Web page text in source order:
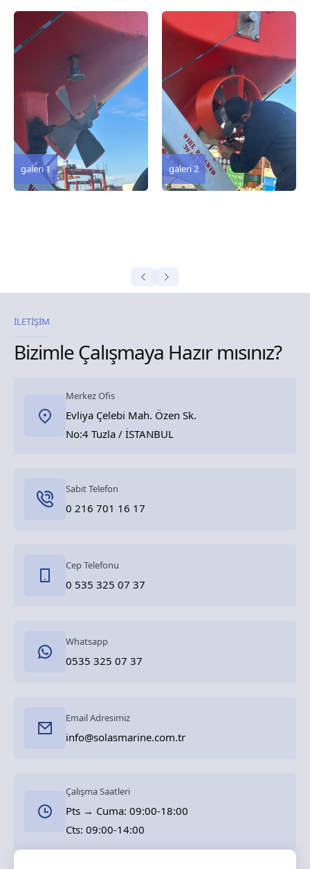
galeri 2
galeri 3
İLETİŞİM
Bizimle Çalışmaya Hazır mısınız?
Merkez Ofis
Evliya Çelebi Mah. Özen Sk.
No:4 Tuzla / İSTANBUL
Sabit Telefon
0 216 701 16 17
Cep Telefonu
0 535 325 07 37
Whatsapp
0535 325 07 37
Email Adresimiz
info@solasmarine.com.tr
Çalışma Saatleri
Pts → Cuma: 09:00-18:00
Cts: 09:00-14:00